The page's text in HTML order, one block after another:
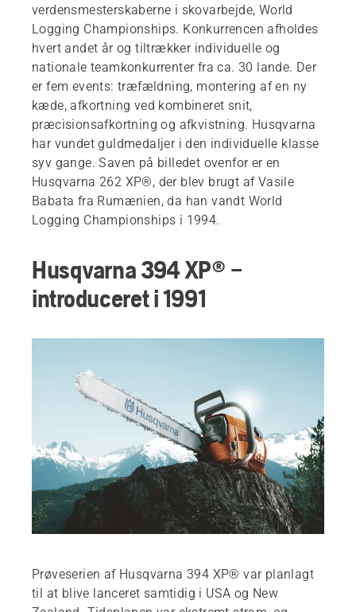
verdensmesterskaberne i skovarbejde, World
Logging Championships. Konkurrencen afholdes
hvert andet år og tiltrækker individuelle og
nationale teamkonkurrenter fra ca. 30 lande. Der
er fem events: træfældning, montering af en ny
kæde, afkortning ved kombineret snit,
præcisionsafkortning og afkvistning. Husqvarna
har vundet guldmedaljer i den individuelle klasse
syv gange. Saven på billedet ovenfor er en
Husqvarna 262 XP®, der blev brugt af Vasile
Babata fra Rumænien, da han vandt World
Logging Championships i 1994.
Husqvarna 394 XP® –
introduceret i 1991
Prøveserien af Husqvarna 394 XP® var planlagt
til at blive lanceret samtidig i USA og New